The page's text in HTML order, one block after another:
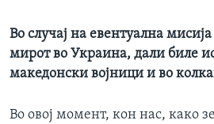
Во случај на евентуална
мирот во Украина, дали биле
македонски војници и во
Во овој момент, кон нас, како